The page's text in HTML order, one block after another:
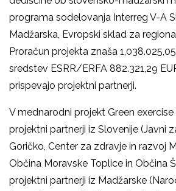
programa sodelovanja Interreg V-A
Madžarska, Evropski sklad za
Proračun projekta znaša
sredstev ESRR/ERFA 882.321,29
prispevajo projektni partnerji.
V mednarodni projekt Green
projektni partnerji iz Slovenije (Javni
Goričko, Center za zdravje in razvoj
Občina Moravske Toplice in Občina
projektni partnerji iz Madžarske